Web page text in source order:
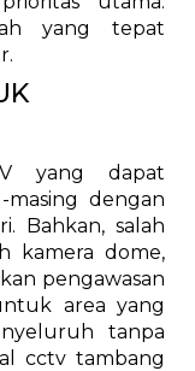
yang tepat
yang dapat
dengan
Bahkan, salah
kamera dome,
pengawasan
area yang
tanpa
cctv tambang